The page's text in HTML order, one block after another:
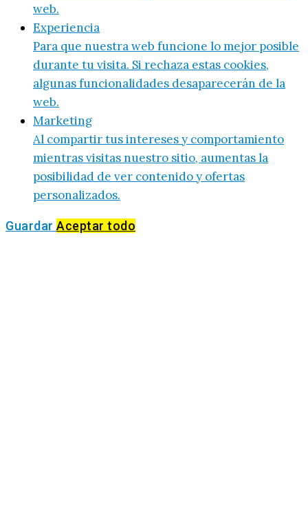
web.
Experiencia
Para que nuestra web funcione lo mejor posible
durante tu visita. Si rechaza estas cookies,
algunas funcionalidades desaparecerán de la
web.
Marketing
Al compartir tus intereses y comportamiento
mientras visitas nuestro sitio, aumentas la
posibilidad de ver contenido y ofertas
personalizados.
Guardar Aceptar todo